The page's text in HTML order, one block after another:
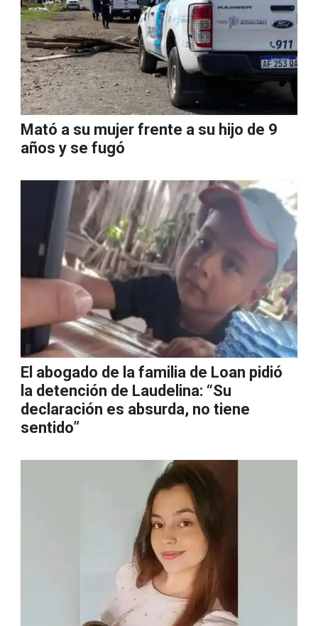
Mató a su mujer frente a su hijo de 9
años y se fugó
El abogado de la familia de Loan pidió
la detención de Laudelina: “Su
declaración es absurda, no tiene
sentido”